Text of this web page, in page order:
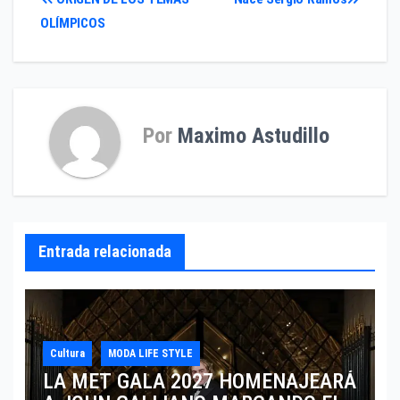
OLÍMPICOS
Por Maximo Astudillo
Entrada relacionada
Cultura MODA LIFE STYLE
LA MET GALA 2027 HOMENAJEARÁ